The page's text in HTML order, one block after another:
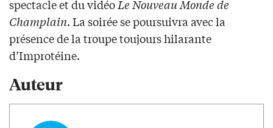
spectacle et du vidéoLe Nouveau Monde de
Champlain. La soirée se poursuivra avec la
présence de la troupe toujours hilarante
d’Improtéine.
Auteur